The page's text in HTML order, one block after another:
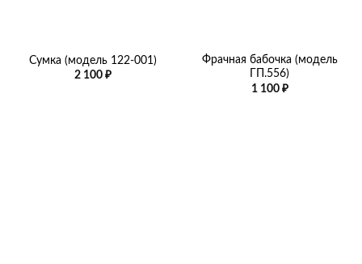
Сумка (модель 122-001)
2 100 ₽
Фрачная бабочка (модель
ГП.556)
1 100 ₽